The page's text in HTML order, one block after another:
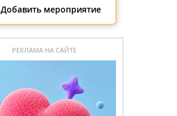
Добавить мероприятие
РЕКЛАМА НА САЙТЕ